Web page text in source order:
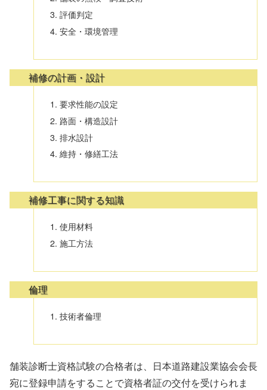
評価判定
安全・環境管理
補修の計画・設計
要求性能の設定
路面・構造設計
排水設計
維持・修繕工法
補修工事に関する知識
使用材料
施工方法
倫理
技術者倫理
舗装診断士資格試験の合格者は、日本道路建設業協会会長
宛に登録申請をすることで資格者証の交付を受けられま